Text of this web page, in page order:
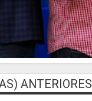
ANTERIORES